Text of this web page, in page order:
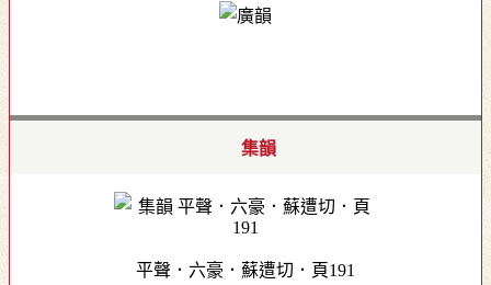
集韻
平聲．六豪．蘇遭切．頁191